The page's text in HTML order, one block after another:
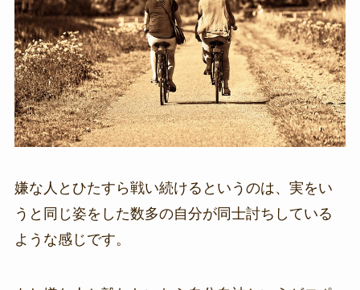
嫌な人とひたすら戦い続けるというのは、実をい
うと同じ姿をした数多の自分が同士討ちしている
ような感じです。